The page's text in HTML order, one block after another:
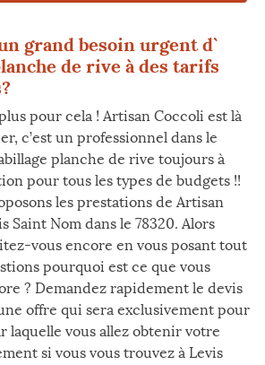
grand besoin urgent d`
de rive à des tarifs
pour cela ! Artisan Coccoli est là
c’est un professionnel dans le
planche de rive toujours à
pour tous les types de budgets !!
les prestations de Artisan
Saint Nom dans le 78320. Alors
vous encore en vous posant tout
pourquoi est ce que vous
? Demandez rapidement le devis
offre qui sera exclusivement pour
laquelle vous allez obtenir votre
si vous vous trouvez à Levis